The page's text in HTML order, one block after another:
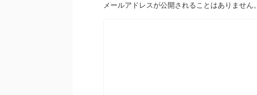
メールアドレスが公開されることはありません。